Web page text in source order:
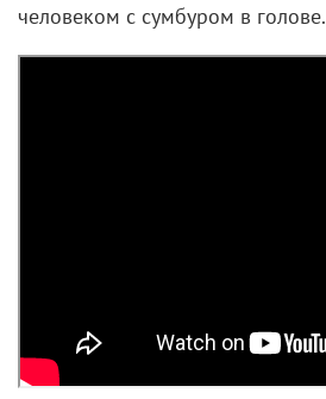
человеком с сумбуром в голове.